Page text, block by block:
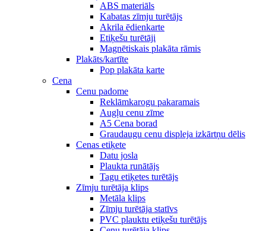
ABS materiāls
Kabatas zīmju turētājs
Akrila ēdienkarte
Etiķešu turētāji
Magnētiskais plakāta rāmis
Plakāts/kartīte
Pop plakāta karte
Cena
Cenu padome
Reklāmkarogu pakaramais
Augļu cenu zīme
A5 Cena borad
Graudaugu cenu displeja izkārtņu dēlis
Cenas etiķete
Datu josla
Plaukta runātājs
Tagu etiķetes turētājs
Zīmju turētāja klips
Metāla klips
Zīmju turētāja statīvs
PVC plauktu etiķešu turētājs